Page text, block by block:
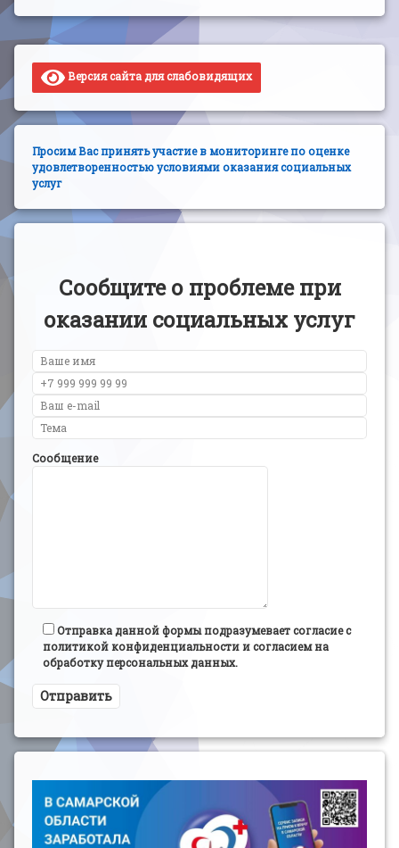
Версия сайта для слабовидящих
Просим Вас принять участие в мониторинге по оценке
удовлетворенностью условиями оказания социальных
услуг
Сообщите о проблеме при
оказании социальных услуг
Сообщение
Отправка данной формы подразумевает согласие с
политикой конфиденциальности и согласием на
обработку персональных данных.